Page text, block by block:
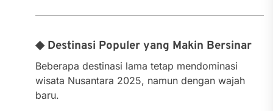
◆ Destinasi Populer yang Makin Bersinar
Beberapa destinasi lama tetap mendominasi
wisata Nusantara 2025, namun dengan wajah
baru.